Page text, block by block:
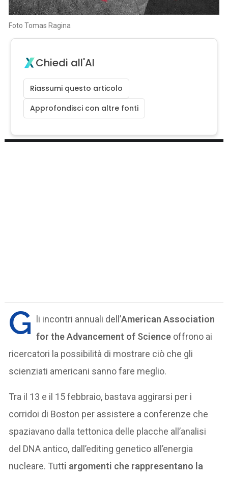
Foto Tomas Ragina
Chiedi all'AI
Riassumi questo articolo
Approfondisci con altre fonti
G li incontri annuali dell’American Association
for the Advancement of Science offrono ai
ricercatori la possibilità di mostrare ciò che gli
scienziati americani sanno fare meglio.
Tra il 13 e il 15 febbraio, bastava aggirarsi per i
corridoi di Boston per assistere a conferenze che
spaziavano dalla tettonica delle placche all’analisi
del DNA antico, dall’editing genetico all’energia
nucleare. Tutti argomenti che rappresentano la